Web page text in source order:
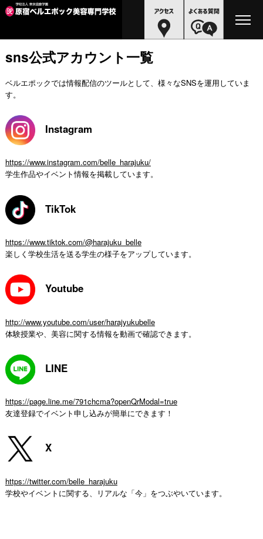
sns公式アカウント一覧
ベルエポックでは情報配信のツールとして、様々なSNSを運用していま
す。
Instagram
https://www.instagram.com/belle_harajuku/
学生作品やイベント情報を掲載しています。
TikTok
https://www.tiktok.com/@harajuku_belle
楽しく学校生活を送る学生の様子をアップしています。
Youtube
http://www.youtube.com/user/harajyukubelle
体験授業や、美容に関する情報を動画で確認できます。
LINE
https://page.line.me/791chcma?openQrModal=true
友達登録でイベント申し込みが簡単にできます！
X
https://twitter.com/belle_harajuku
学校やイベントに関する、リアルな「今」をつぶやいています。